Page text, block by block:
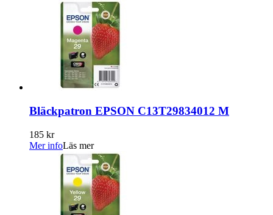
Bläckpatron EPSON C13T29834012 M
185 kr
Mer infoLäs mer